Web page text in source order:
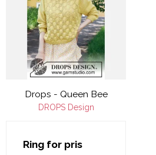
Drops - Queen Bee
DROPS Design
Ring for pris